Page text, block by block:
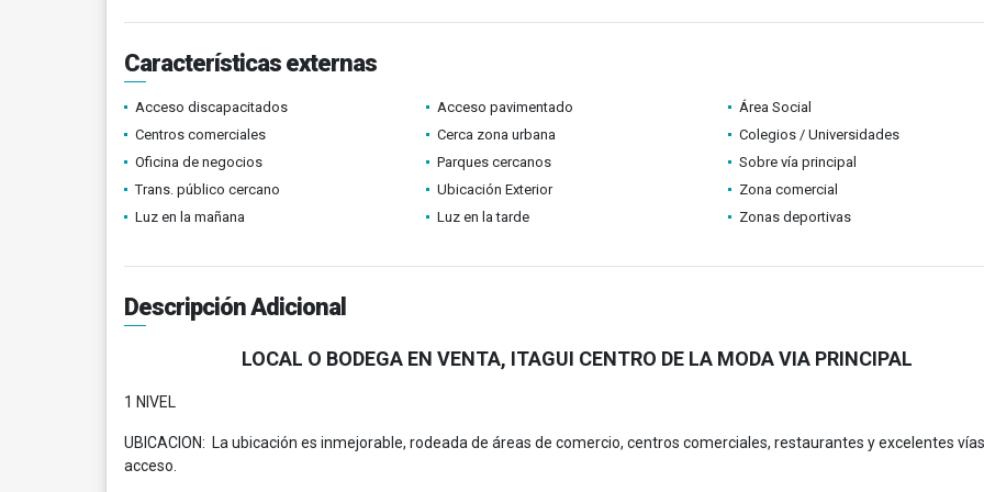
Características externas
Acceso discapacitados Acceso pavimentado
Área Social
Centros comerciales
Cerca zona urbana
Colegios / Universidades
Oficina de negocios
Parques cercanos
Sobre vía principal
Trans. público cercano
Ubicación Exterior
Zona comercial
Luz en la mañana
Luz en la tarde Zonas deportivas
Descripción Adicional
LOCAL O BODEGA EN VENTA, ITAGUI CENTRO DE LA MODA VIA PRINCIPAL
1 NIVEL
UBICACION: La ubicación es inmejorable, rodeada de áreas de comercio, centros comerciales, restaurantes y excelentes
acceso.